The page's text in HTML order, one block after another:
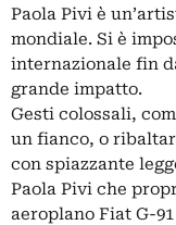
Paola Pivi è
mondiale. Si è
internazionale fin
grande impatto.
Gesti colossali,
un fianco, o
con spiazzante
Paola Pivi che
aeroplano Fiat G-